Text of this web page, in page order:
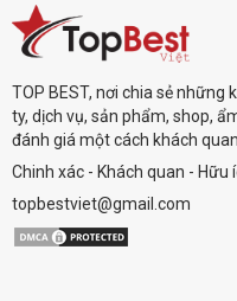
TOP BEST, nơi chia sẻ những
ty, dịch vụ, sản phẩm, shop,
đánh giá một cách khách
Chinh xác - Khách quan - Hữu
topbestviet@gmail.com